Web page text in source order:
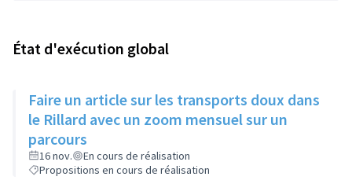
État d'exécution global
Faire un article sur les transports doux dans
le Rillard avec un zoom mensuel sur un
parcours
16 nov.
En cours de réalisation
Propositions en cours de réalisation